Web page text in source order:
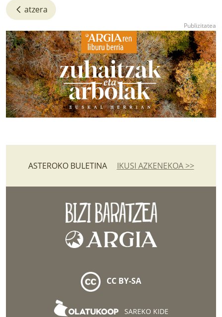
atzera
ASTEROKO BULETINA IKUSI AZKENEKOA >>
CC BY-SA
SAREKO KIDE